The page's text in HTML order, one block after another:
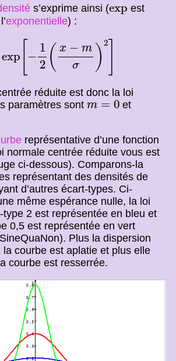
s’exprime ainsi (exp
exp est
exponentielle) :
exp −
1
2 ( x − m
σ
) 2
−1
réduite est donc la loi
paramètres sontm = 0
m=0
et
représentative d’une fonction
normale centrée réduite vous est
ci-dessous). Comparons-la
représentant des densités de
d’autres écart-types. Ci-
même espérance nulle, la loi
type 2 est représentée en bleu et
0,5 est représentée en vert
Plus la dispersion
la courbe est aplatie et plus elle
courbe est resserrée.